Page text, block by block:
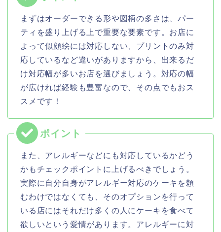
まずはオーダーできる形や図柄の多さは、パー
ティを盛り上げる上で重要な要素です。お店に
よって似顔絵には対応しない、プリントのみ対
応しているなど違いがありますから、出来るだ
け対応幅が多いお店を選びましょう。対応の幅
が広ければ経験も豊富なので、その点でもおス
スメです！
また、アレルギーなどにも対応しているかどう
かもチェックポイントに上げるべきでしょう。
実際に自分自身がアレルギー対応のケーキを頼
むわけではなくても、そのオプションを行って
いる店にはそれだけ多くの人にケーキを食べて
欲しいという愛情があります。アレルギーに対